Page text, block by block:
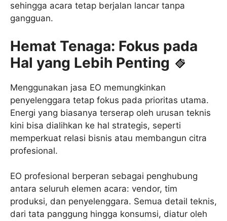
sehingga acara tetap berjalan lancar tanpa
gangguan.
Hemat Tenaga: Fokus pada
Hal yang Lebih Penting
Menggunakan jasa EO memungkinkan
penyelenggara tetap fokus pada prioritas utama.
Energi yang biasanya terserap oleh urusan teknis
kini bisa dialihkan ke hal strategis, seperti
memperkuat relasi bisnis atau membangun citra
profesional.
EO profesional berperan sebagai penghubung
antara seluruh elemen acara: vendor, tim
produksi, dan penyelenggara. Semua detail teknis,
dari tata panggung hingga konsumsi, diatur oleh